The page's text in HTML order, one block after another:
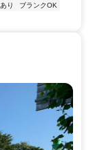
り
ブランクOK